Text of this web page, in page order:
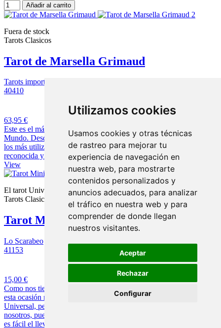
Utilizamos cookies
Usamos cookies y otras técnicas
de rastreo para mejorar tu
experiencia de navegación en
nuestra web, para mostrarte
contenidos personalizados y
anuncios adecuados, para analizar
el tráfico en nuestra web y para
comprender de donde llegan
nuestros visitantes.
Aceptar
Rechazar
Configurar
Añadir al carrito
Fuera de stock
Tarots Clasicos
Tarot de Marsella Grimaud
Tarots importacion
40410
63,95 €
Este es el más famoso de los Tarots, o el más conocido en todo el
Mundo. Desde más de 3 siglos, el tarot de Marsella ha sido uno de
los más utilizados para el juego del tarot, y este está fabricado por la
reconocida y prestigiosa casa Grimaud de Francia.
View
El tarot Universal tamaño mini
Tarots Clasicos
Tarot Mini Universal de Waite
Lo Scarabeo
41153
8 opiniones
15,00 €
Como nos tiene acostumbrados la casa de Tarot Lo Scarabeo, en
esta ocasión nos ofrece uno de los tarots más utilizados, el tarot
Universal, pero en un tamaño pequeño, para poder llevarlo con
nosotros, pues el mismo lleva una caja de cartón rígido, con lo que
es fácil el llevarlo en el bolso, bolsillo o en cualquier otro lugar. Ideal